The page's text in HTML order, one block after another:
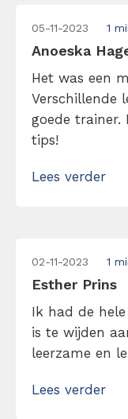
05-11-2023 1
Anoeska
Het was een
Verschillende
goede trainer.
tips!
Lees verder
02-11-2023 1
Esther Prins
Ik had de
is te wijden
leerzame en
Lees verder